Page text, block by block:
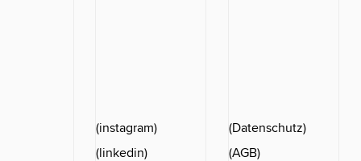
(instagram)
(linkedin)
(Datenschutz)
(AGB)